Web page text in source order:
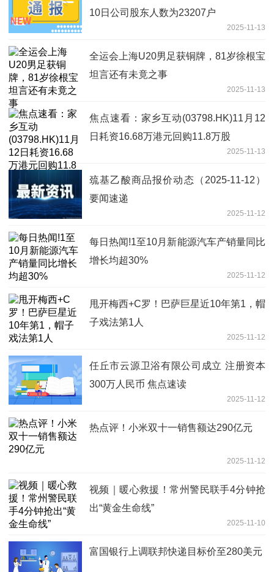
10日公司股东人数为23207户
2025-11-13
全运会上海U20男足获铜牌，81岁徐根宝
坦言还有未竟之事
2025-11-13
焦点速看：家乡互动(03798.HK)11月12
日耗资16.68万港元回购11.8万股
2025-11-13
巯基乙酸商品报价动态（2025-11-12）
要闻速递
2025-11-12
每日热闻!1至10月新能源汽车产销量同比
增长均超30%
2025-11-12
甩开梅西+C罗！巴萨巨星近10年第1，帽
子戏法第1人
2025-11-12
任丘市云源卫浴有限公司成立 注册资本
300万人民币 焦点速读
2025-11-12
热点评！小米双十一销售额达290亿元
2025-11-12
视频｜暖心救援！常州警民联手4分钟抢
出“黄金生命线”
2025-11-10
富国银行上调联邦快递目标价至280美元